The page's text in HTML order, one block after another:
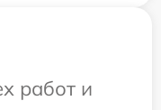
работ и